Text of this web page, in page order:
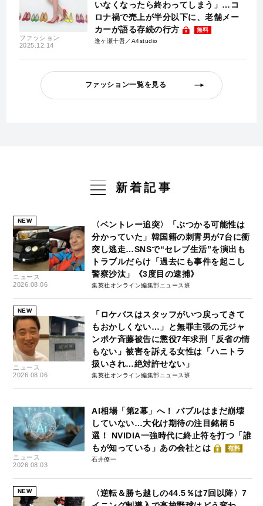
ファッション
2025.12.14
いなくなったら終わってしまう」…コ
ロナ禍で売上が半分以下に、老舗メー
カーが語る存続の行方
無料
逢ヶ瀬十吾／A4studio
ファッション一覧を見る
新着記事
NEW
ニュース
2026.08.06
〈ベントレー追突〉「ぶつかる可能性は
分かっていた」韓国籍の刺青男が7台に衝
突し逃走…SNSで“セレブ生活”を演出も
トラブルだらけ「過去にも事件を起こし
警察沙汰」《3度目の逮捕》
集英社オンライン編集部ニュース班
NEW
ニュース
2026.08.06
「ロケバスはスタッフがいつ戻ってきて
もおかしくない…」と無罪主張の元ジャ
ンポケ斉藤被告に懲役7年求刑「反省の情
もない」被害を訴える女性は「ハニトラ
扱いされ…絶対許せない」
集英社オンライン編集部ニュース班
ニュース
2026.08.03
AI相場「第2幕」へ！ バブルはまだ崩壊
していない…大化け期待の注目銘柄５
選！ NVIDIA一強時代に終止符を打つ「誰
もが知っている」あの会社とは
有料
石井僚一
NEW
〈逆転＆勝ち越しの44.5％は7回以降〉7